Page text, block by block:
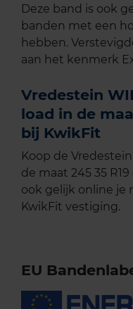
Deze band is ook
banden met een
hebben.
aan het kenmerk
Vredestein
load in de
bij KwikFit
Koop de
de maat 245 35
ook gelijk online je
KwikFit vestiging.
EU